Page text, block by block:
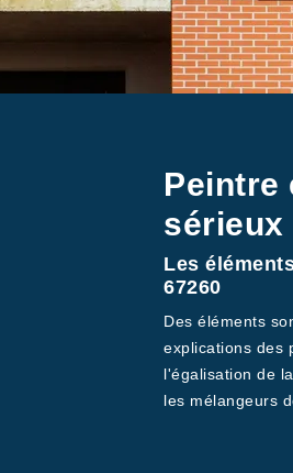
Peintre
sérieux
Les
67260
Des éléments
explications des
l'égalisation de
les mélangeurs